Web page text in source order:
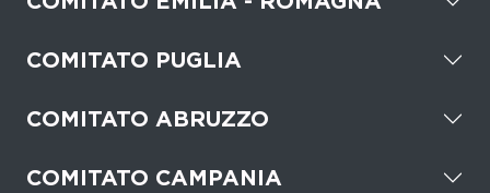
COMITATO PUGLIA
COMITATO ABRUZZO
COMITATO CAMPANIA